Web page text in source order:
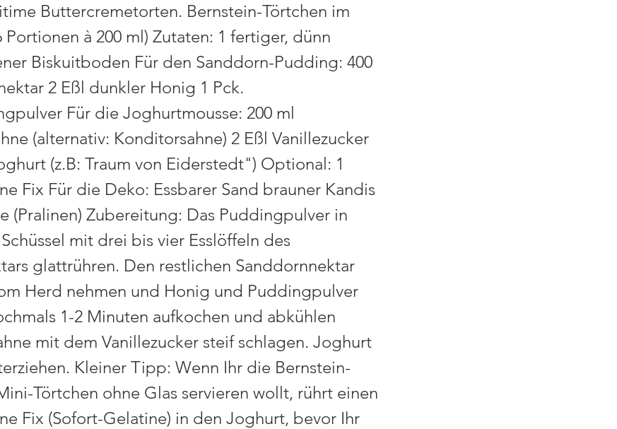
Buttercremetorten. Bernstein-Törtchen im
à 200 ml) Zutaten: 1 fertiger, dünn
Biskuitboden Für den Sanddorn-Pudding: 400
2 Eßl dunkler Honig 1 Pck.
Für die Joghurtmousse: 200 ml
(alternativ: Konditorsahne) 2 Eßl Vanillezucker
(z.B: Traum von Eiderstedt") Optional: 1
Fix Für die Deko: Essbarer Sand brauner Kandis
(Pralinen) Zubereitung: Das Puddingpulver in
mit drei bis vier Esslöffeln des
glattrühren. Den restlichen Sanddornnektar
Herd nehmen und Honig und Puddingpulver
1-2 Minuten aufkochen und abkühlen
mit dem Vanillezucker steif schlagen. Joghurt
Kleiner Tipp: Wenn Ihr die Bernstein-
Törtchen ohne Glas servieren wollt, rührt einen
Fix (Sofort-Gelatine) in den Joghurt, bevor Ihr